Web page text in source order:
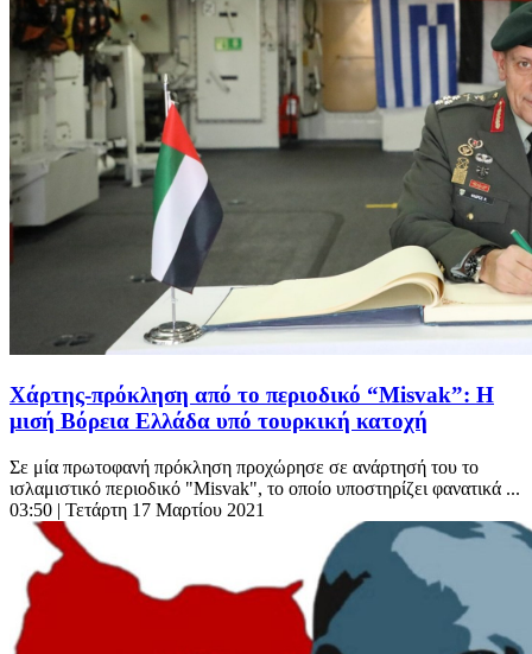
Χάρτης-πρόκληση από το περιοδικό “Misvak”: Η
μισή Βόρεια Ελλάδα υπό τουρκική κατοχή
Σε μία πρωτοφανή πρόκληση προχώρησε σε ανάρτησή του το
ισλαμιστικό περιοδικό "Misvak", το οποίο υποστηρίζει φανατικά ...
03:50 | Τετάρτη 17 Μαρτίου 2021